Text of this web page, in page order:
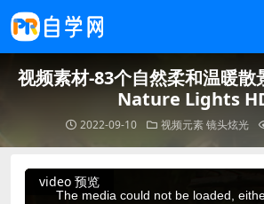
视频素材-83个自然柔和温暖散
Nature Lights
2022-09-10 视频元素镜头炫光
video 预览
This
The media could not be loaded,